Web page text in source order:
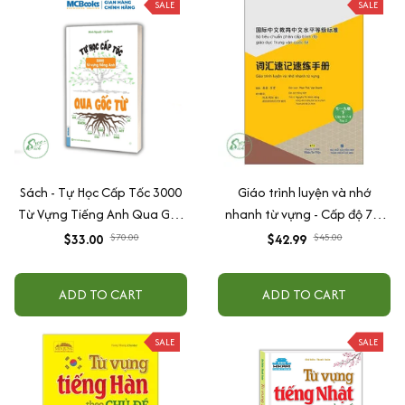
SALE
Sách - Tự Học Cấp Tốc 3000
Từ Vựng Tiếng Anh Qua Gốc
Từ
$33.00 $70.00
ADD TO CART
SALE
Giáo trình luyện và nhớ
nhanh từ vựng - Cấp độ 7-9
Tập 2
$42.99 $45.00
ADD TO CART
SALE SALE